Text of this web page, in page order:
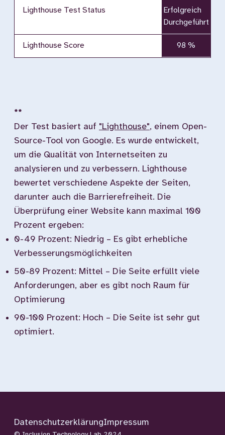
Lighthouse Test Status
Erfolgreich
Durchgeführt
Lighthouse Score 98 %
**
Der Test basiert auf "Lighthouse", einem Open-
Source-Tool von Google. Es wurde entwickelt,
um die Qualität von Internetseiten zu
analysieren und zu verbessern. Lighthouse
bewertet verschiedene Aspekte der Seiten,
darunter auch die Barrierefreiheit. Die
Überprüfung einer Website kann maximal 100
Prozent ergeben:
0-49 Prozent: Niedrig – Es gibt erhebliche
Verbesserungsmöglichkeiten
50-89 Prozent: Mittel – Die Seite erfüllt viele
Anforderungen, aber es gibt noch Raum für
Optimierung
90-100 Prozent: Hoch – Die Seite ist sehr gut
optimiert.
DatenschutzerklärungImpressum